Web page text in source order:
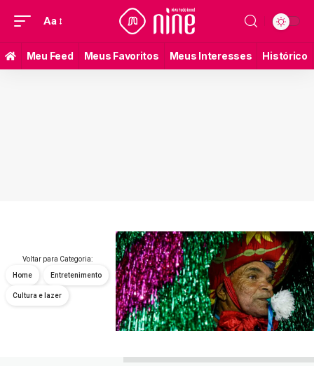
Aa
Meu Feed Meus Favoritos Meus Interesses Histórico
Voltar para Categoria:
Home Entretenimento
Cultura e lazer